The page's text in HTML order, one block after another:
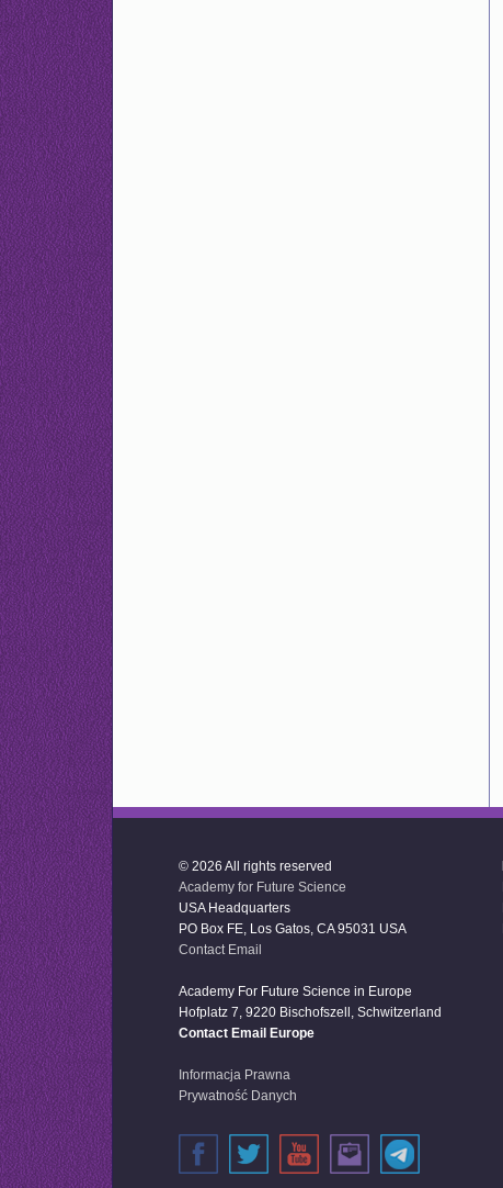
© 2026 All rights reserved
Academy for Future Science
USA Headquarters
PO Box FE, Los Gatos, CA 95031 USA
Contact Email
Academy For Future Science in Europe
Hofplatz 7, 9220 Bischofszell, Schwitzerland
Contact Email Europe
Informacja Prawna
Prywatność Danych